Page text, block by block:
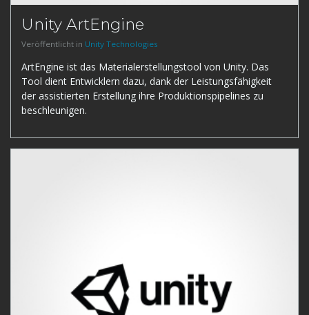
Unity ArtEngine
Veröffentlicht in Unity Technologies
ArtEngine ist das Materialerstellungstool von Unity. Das
Tool dient Entwicklern dazu, dank der Leistungsfähigkeit
der assistierten Erstellung ihre Produktionspipelines zu
beschleunigen.